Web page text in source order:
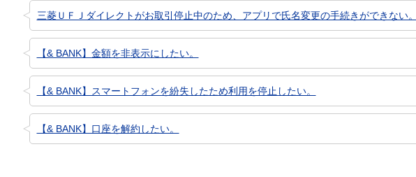
三菱ＵＦＪダイレクトがお取引停止中のため、アプリで氏名変更の手続きができない。
【& BANK】金額を非表示にしたい。
【& BANK】スマートフォンを紛失したため利用を停止したい。
【& BANK】口座を解約したい。